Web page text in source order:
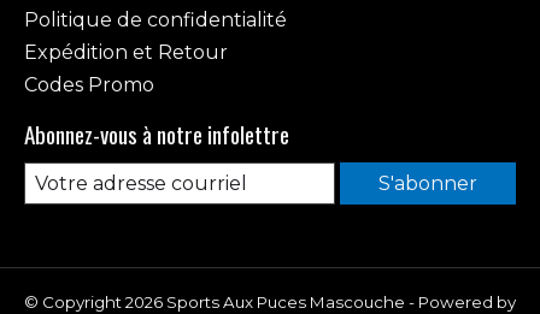
Politique de confidentialité
Expédition et Retour
Codes Promo
Abonnez-vous à notre infolettre
S'abonner
© Copyright 2026 Sports Aux Puces Mascouche - Powered by